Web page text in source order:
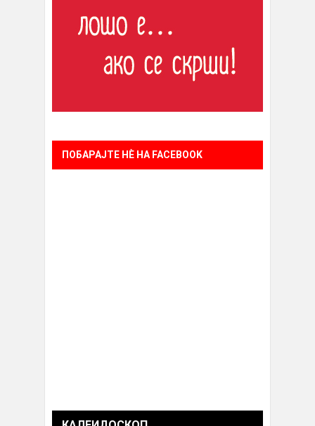
ПОБАРАЈТЕ НÈ НА FACEBOOK